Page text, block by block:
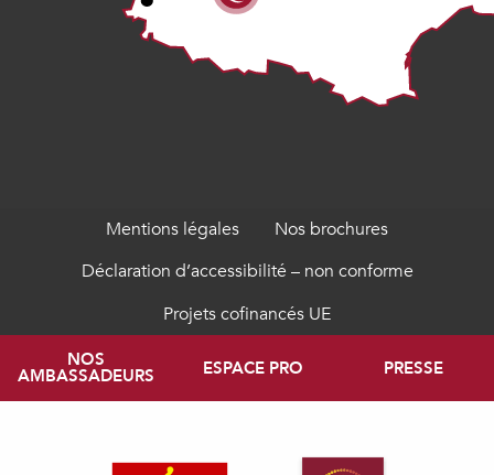
Mentions légales
Nos brochures
Déclaration d’accessibilité – non conforme
Projets cofinancés UE
NOS
AMBASSADEURS ESPACE PRO PRESSE